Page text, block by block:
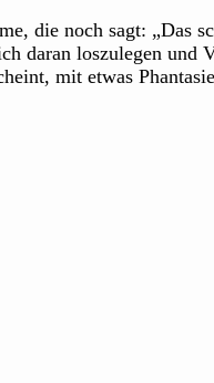
die noch sagt: „Das
daran loszulegen und
mit etwas